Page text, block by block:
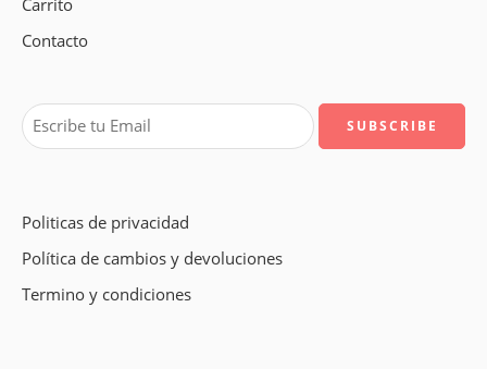
Carrito
Contacto
Politicas de privacidad
Política de cambios y devoluciones
Termino y condiciones